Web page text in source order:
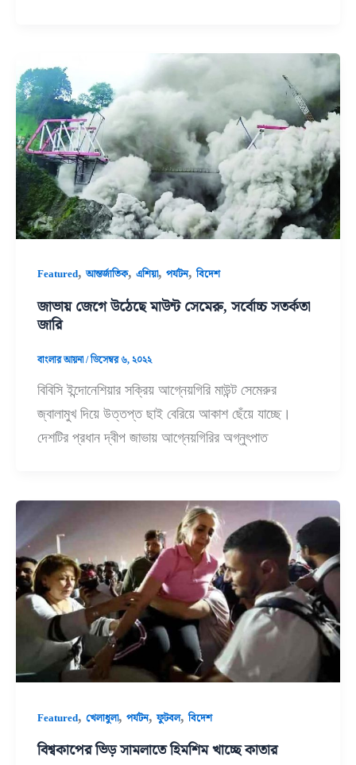
Featured,আন্তর্জাতিক,এশিয়া,পর্যটন,বিদেশ
জাভায় জেগে উঠেছে মাউন্ট সেমেরু, সর্বোচ্চ সতর্কতা
জারি
বাংলার আয়না/ডিসেম্বর ৬, ২০২২
বিবিসি ইন্দোনেশিয়ার সক্রিয় আগ্নেয়গিরি মাউন্ট সেমেরুর
জ্বালামুখ দিয়ে উত্তপ্ত ছাই বেরিয়ে আকাশ ছেঁয়ে যাচ্ছে।
দেশটির প্রধান দ্বীপ জাভায় আগ্নেয়গিরির অগ্নুৎপাত
Featured,খেলাধুলা,পর্যটন,ফুটবল,বিদেশ
বিশ্বকাপের ভিড় সামলাতে হিমশিম খাচ্ছে কাতার